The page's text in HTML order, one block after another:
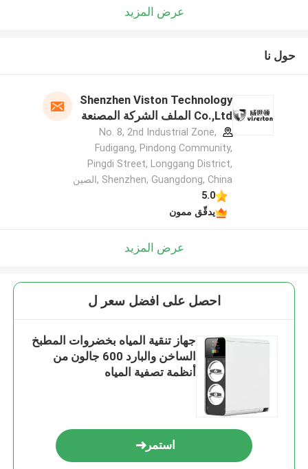
عرض المزيد
حول نا
Shenzhen Viston Technology
Co.,Ltd الملف الشركة المصنعة
No. 8, 2nd Industrial Zone,
Fudigang, Pindong Community,
Pingdi Street, Longgang District,
Shenzhen, Guangdong, China ,الصين
5.0
يدقّق ممون
عرض المزيد
احصل على افضل سعر ل
جهاز تنقية المياه بخضروات المطبخ
الساخن والبارد 600 جالون من
أنظمة تصفية المياه
استمر